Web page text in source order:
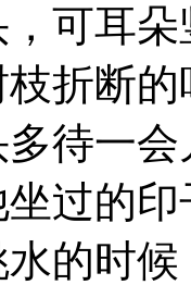
可耳
折断
多待一
过的
时候